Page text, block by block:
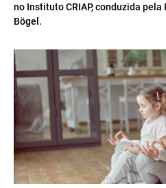
no Instituto CRIAP, conduzida
Bögel.